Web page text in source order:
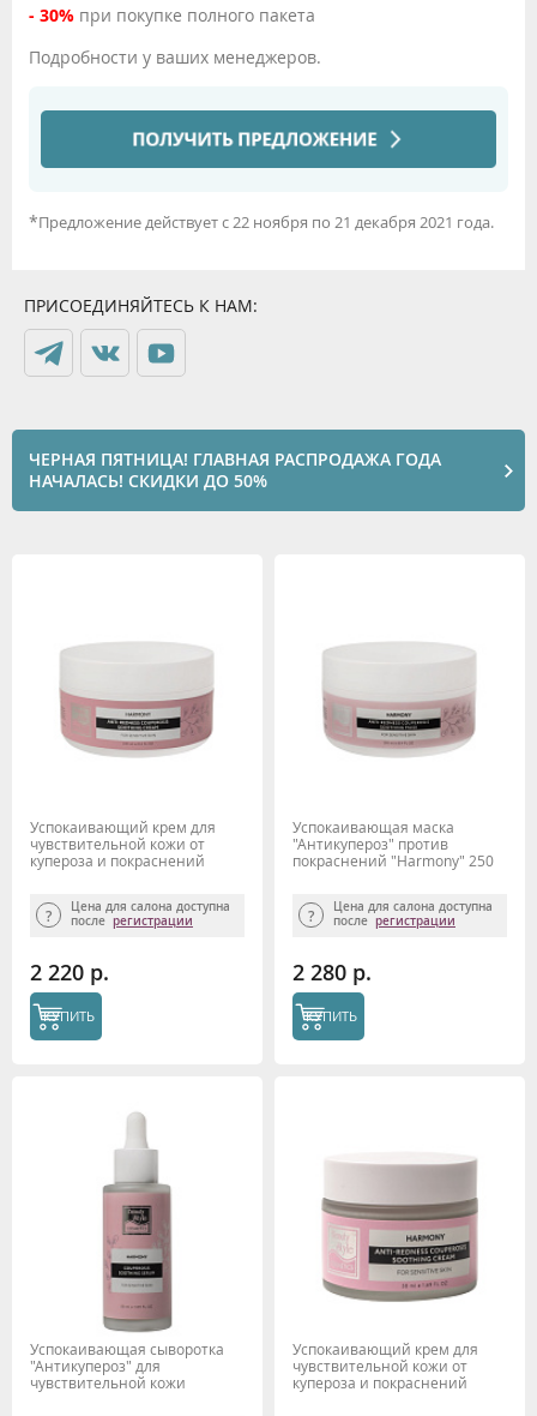
- 30% при покупке полного пакета
Подробности у ваших менеджеров.
*Предложение действует с 22 ноября по 21 декабря 2021 года.
ПРИСОЕДИНЯЙТЕСЬ К НАМ:
ЧЕРНАЯ ПЯТНИЦА! ГЛАВНАЯ РАСПРОДАЖА ГОДА
НАЧАЛАСЬ! СКИДКИ ДО 50%
Успокаивающий крем для
чувствительной кожи от
купероза и покраснений
Цена для салона доступна
после регистрации
2 220 р.
КУПИТЬ
Успокаивающая маска
"Антикупероз" против
покраснений "Harmony" 250
Цена для салона доступна
после регистрации
2 280 р.
КУПИТЬ
Успокаивающая сыворотка
"Антикупероз" для
чувствительной кожи
Успокаивающий крем для
чувствительной кожи от
купероза и покраснений